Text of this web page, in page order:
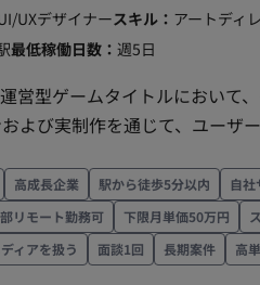
理店網の構築 ・世界観と調和
ョン：Slack ドキュメント関連：
月1日 ・週5日×1日8時間 ・一
UXデザイナースキル： アートディ
最低稼働日数： 週5日
営型ゲームタイトルにおいて
よび実制作を通じて、ユーザ
■業務内容・担当工程 【イベ
ど各種クリエイティブ制作
リティコントロール（アー
ト管理 ・制作物の最終チェ
高成長企業 駅から徒歩5分以内
自
リモート勤務可 下限月単価50万円
ィアを扱う 面談1回 長期案件 高